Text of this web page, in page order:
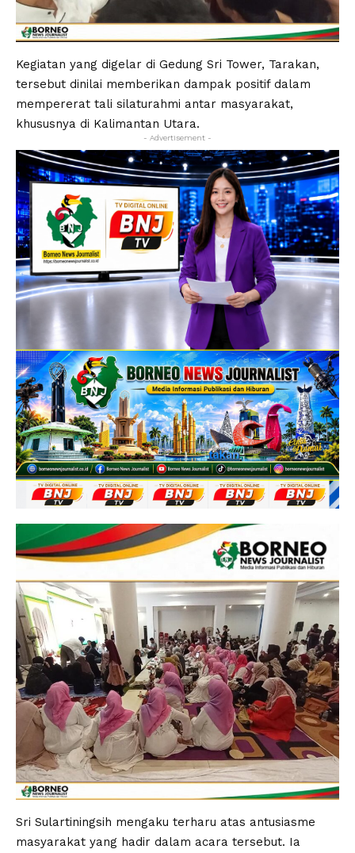
Kegiatan yang digelar di Gedung Sri Tower, Tarakan,
tersebut dinilai memberikan dampak positif dalam
mempererat tali silaturahmi antar masyarakat,
khususnya di Kalimantan Utara.
- Advertisement -
Sri Sulartiningsih mengaku terharu atas antusiasme
masyarakat yang hadir dalam acara tersebut. Ia